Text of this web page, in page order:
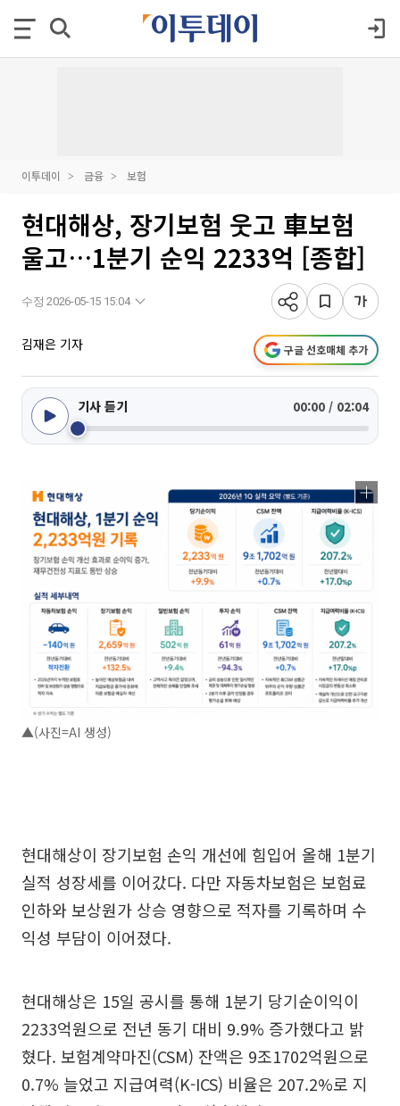
이투데이 금융 보험
현대해상, 장기보험 웃고 車보험
울고…1분기 순익 2233억 [종합]
수정 2026-05-15 15:04
김재은 기자 구글 선호매체 추가
기사 듣기 00:00 / 02:04
▲(사진=AI 생성)
현대해상이 장기보험 손익 개선에 힘입어 올해 1분기
실적 성장세를 이어갔다. 다만 자동차보험은 보험료
인하와 보상원가 상승 영향으로 적자를 기록하며 수
익성 부담이 이어졌다.
현대해상은 15일 공시를 통해 1분기 당기순이익이
2233억원으로 전년 동기 대비 9.9% 증가했다고 밝
혔다. 보험계약마진(CSM) 잔액은 9조1702억원으로
0.7% 늘었고 지급여력(K-ICS) 비율은 207.2%로 지